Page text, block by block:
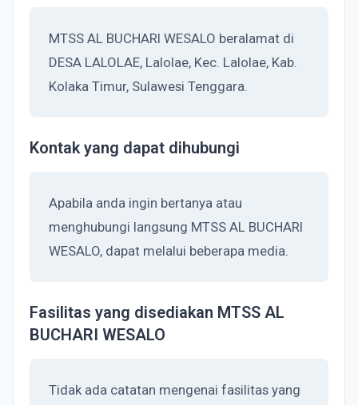
MTSS AL BUCHARI WESALO beralamat di
DESA LALOLAE, Lalolae, Kec. Lalolae, Kab.
Kolaka Timur, Sulawesi Tenggara.
Kontak yang dapat dihubungi
Apabila anda ingin bertanya atau
menghubungi langsung MTSS AL BUCHARI
WESALO, dapat melalui beberapa media.
Fasilitas yang disediakan MTSS AL
BUCHARI WESALO
Tidak ada catatan mengenai fasilitas yang